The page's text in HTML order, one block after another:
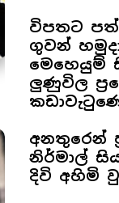
විපතට
ගුවන්
මෙහෙයුම්
ලුණුවිල
අනතුරෙන්
නිර්මාල්
දිවි අහිමි